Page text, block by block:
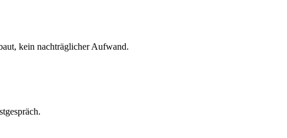
kein nachträglicher Aufwand.